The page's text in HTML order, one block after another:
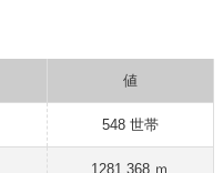
値
548 世帯
1281.368 ｍ